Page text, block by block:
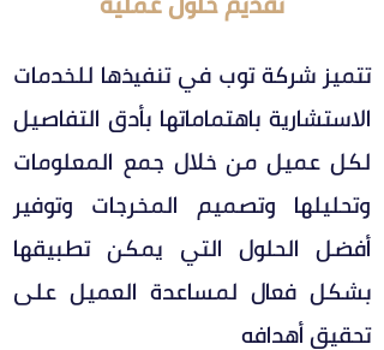
تتميز شركة توب في تنفيذها للخدمات
الاستشارية باهتماماتها بأدق التفاصيل
لكل عميل من خلال جمع المعلومات
وتحليلها وتصميم المخرجات وتوفير
أفضل الحلول التي يمكن تطبيقها
بشكل فعال لمساعدة العميل على
تحقيق أهدافه